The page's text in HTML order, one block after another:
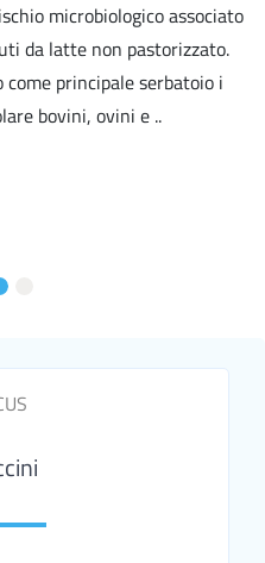
microbiologico associato
da latte non pastorizzato.
principale serbatoio i
bovini, ovini e ..